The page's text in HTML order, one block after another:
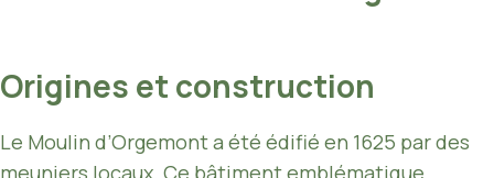
Origines et construction
Le Moulin d’Orgemont a été édifié en 1625 par des
meuniers locaux. Ce bâtiment emblématique